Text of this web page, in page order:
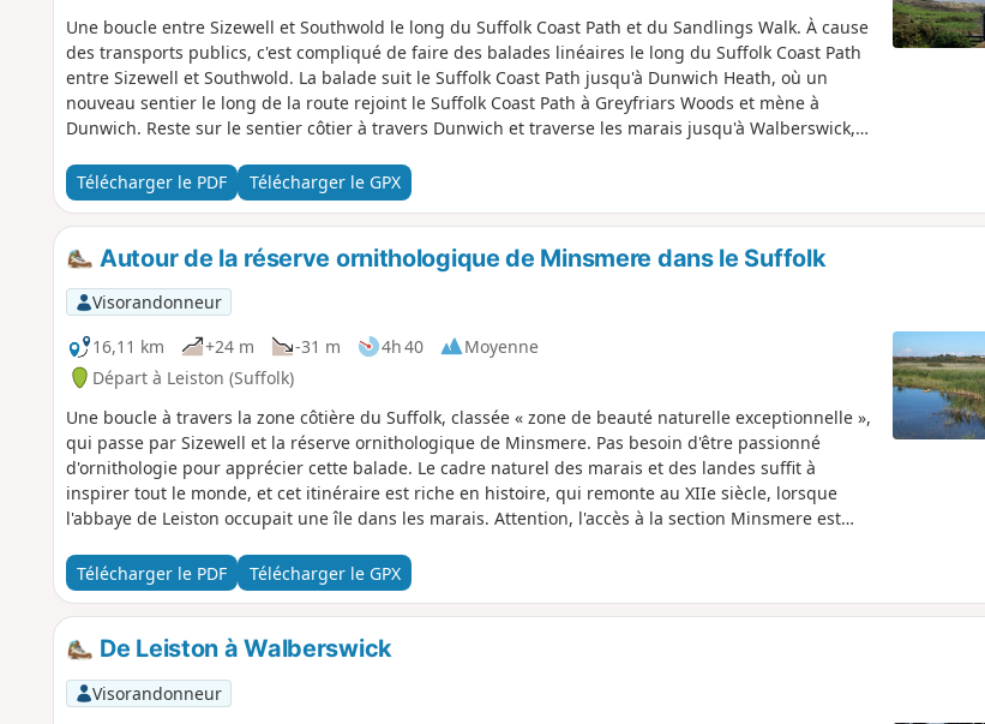
Une boucle entre Sizewell et Southwold le long du Suffolk Coast Path et du Sandlings Walk. À cause
des transports publics, c'est compliqué de faire des balades linéaires le long du Suffolk Coast Path
entre Sizewell et Southwold. La balade suit le Suffolk Coast Path jusqu'à Dunwich Heath, où un
nouveau sentier le long de la route rejoint le Suffolk Coast Path à Greyfriars Woods et mène à
Dunwich. Reste sur le sentier côtier à travers Dunwich et traverse les marais jusqu'à Walberswick,
du Suffolk. Le retour se fait tout droit le long de la côte jusqu'à Dunwich, puis traverse la lande
jusqu'à Eastbridge et Leiston en suivant le Sandlings Walk. ⚠️Le ferry de Walberswick ne circule que
le week-end pendant certaines semaines de l'année. Il est conseillé de vérifier les horaires avant de
partir. Il existe un autre itinéraire.
Télécharger le PDF Télécharger le GPX
Autour de la réserve ornithologique de Minsmere dans le Suffolk
Visorandonneur
16,11 km
+24 m -31 m 4h 40
Moyenne
Départ à Leiston (Suffolk)
Une boucle à travers la zone côtière du Suffolk, classée « zone de beauté naturelle exceptionnelle »,
qui passe par Sizewell et la réserve ornithologique de Minsmere. Pas besoin d'être passionné
d'ornithologie pour apprécier cette balade. Le cadre naturel des marais et des landes suffit à
inspirer tout le monde, et cet itinéraire est riche en histoire, qui remonte au XIIe siècle, lorsque
l'abbaye de Leiston occupait une île dans les marais. Attention, l'accès à la section Minsmere est
Télécharger le PDF
Télécharger le GPX
De Leiston à Walberswick
Visorandonneur